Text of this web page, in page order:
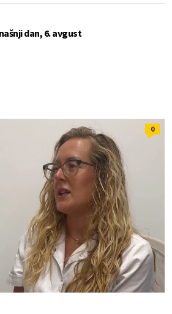
dan, 6. avgust
0